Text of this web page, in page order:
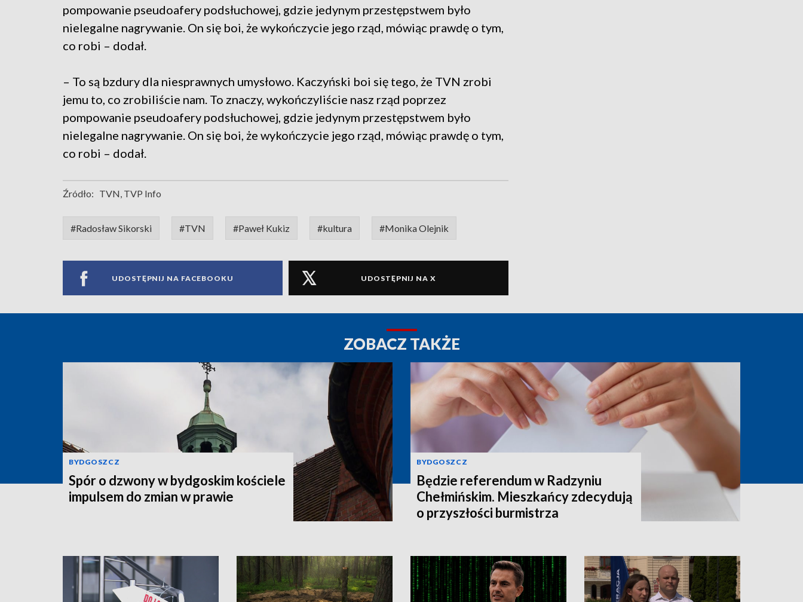
pompowanie pseudoafery podsłuchowej, gdzie jedynym przestępstwem było
nielegalne nagrywanie. On się boi, że wykończycie jego rząd, mówiąc prawdę o tym,
co robi – dodał.
– To są bzdury dla niesprawnych umysłowo. Kaczyński boi się tego, że TVN zrobi
jemu to, co zrobiliście nam. To znaczy, wykończyliście nasz rząd poprzez
pompowanie pseudoafery podsłuchowej, gdzie jedynym przestępstwem było
nielegalne nagrywanie. On się boi, że wykończycie jego rząd, mówiąc prawdę o tym,
co robi – dodał.
Źródło: TVN, TVP Info
#Radosław Sikorski #TVN #Paweł Kukiz #kultura #Monika Olejnik
UDOSTĘPNIJ NA FACEBOOKU UDOSTĘPNIJ NA X
ZOBACZ TAKŻE
BYDGOSZCZ
Spór o dzwony w bydgoskim kościele
impulsem do zmian w prawie
BYDGOSZCZ
Będzie referendum w Radzyniu
Chełmińskim. Mieszkańcy zdecydują
o przyszłości burmistrza